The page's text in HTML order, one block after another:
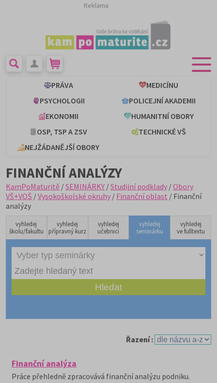
Reklama
PRÁVA
MEDICÍNU
PSYCHOLOGII
POLICEJNÍ AKADEMII
EKONOMII
HUMANITNÍ OBORY
OSP, TSP A ZSV
TECHNICKÉ VŠ
NEJŽÁDANĚJŠÍ OBORY
FINANČNÍ ANALÝZY
KamPoMaturitě /SEMINÁRKY /Studijní podklady /Obory
VŠ+VOŠ /Vysokoškolské okruhy / Finanční oblast / Finanční
analýzy
vyhledej
školu/fakultu
vyhledej
přípravný kurz
vyhledej
učebnici
vyhledej
seminárku
vyhledej
ve fulltextu
Řazení :
Finanční analýza
Práce přehledně zpracovává finanční analýzu podniku.